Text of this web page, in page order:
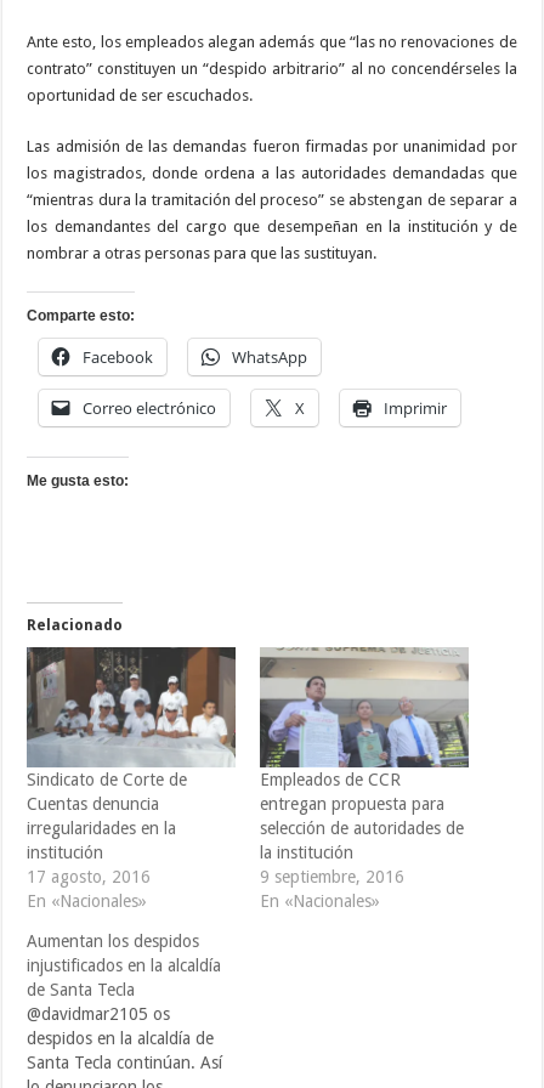
Ante esto, los empleados alegan además que “las no renovaciones de
contrato” constituyen un “despido arbitrario” al no concendérseles la
oportunidad de ser escuchados.
Las admisión de las demandas fueron firmadas por unanimidad por
los magistrados, donde ordena a las autoridades demandadas que
“mientras dura la tramitación del proceso” se abstengan de separar a
los demandantes del cargo que desempeñan en la institución y de
nombrar a otras personas para que las sustituyan.
Comparte esto:
Facebook WhatsApp
Correo electrónico X Imprimir
Me gusta esto:
Relacionado
Sindicato de Corte de
Cuentas denuncia
irregularidades en la
institución
17 agosto, 2016
En «Nacionales»
Empleados de CCR
entregan propuesta para
selección de autoridades de
la institución
9 septiembre, 2016
En «Nacionales»
Aumentan los despidos
injustificados en la alcaldía
de Santa Tecla
@davidmar2105 os
despidos en la alcaldía de
Santa Tecla continúan. Así